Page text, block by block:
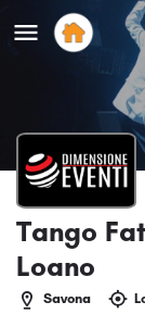
Tango
Loano
Savona